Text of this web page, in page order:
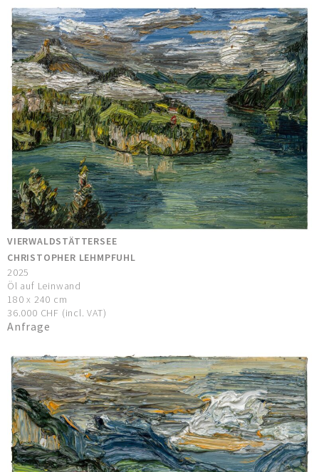
VIERWALDSTÄTTERSEE
CHRISTOPHER LEHMPFUHL
2025
Öl auf Leinwand
180 x 240 cm
36.000 CHF (incl. VAT)
Anfrage